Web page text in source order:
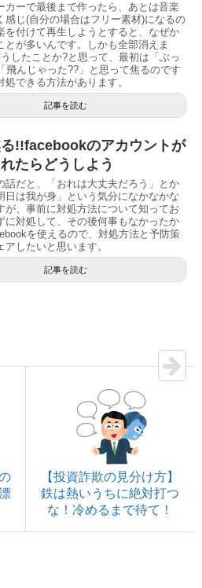
カーで最後まで作ったら、あとは音楽
感じ(自分の場合はフリー素材)になるの
を付けて再生しようとすると、なぜか
とが多いんです。しかも全部消えま
したことか?と思って、最初は「ぶっ
飛んじゃった??」と思って焦るのです
処できる方法があります。
記事を読む
!!facebookのアカウントが
たらどうしよう
話だと、「おれは大丈夫だろう」とか
日は我が身」という気分になかなかな
が、事前に対処方法について知ってお
に対処して、その後何事もなかったか
を使えるので、対処方法と予防策
アしたいと思います。
記事を読む
【投資詐欺の見分け方】
鉄は熱いうちに絶対打つ
な！冷めるまで待て！